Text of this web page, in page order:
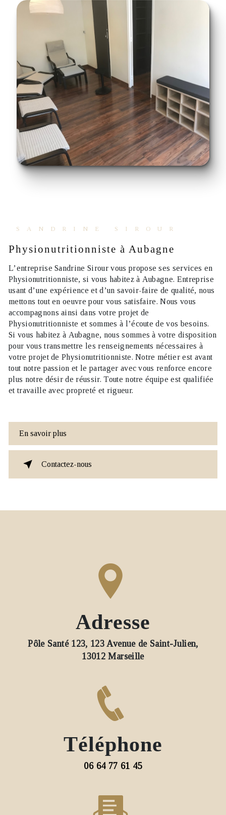
SANDRINE SIROUR
Physionutritionniste à Aubagne
L’entrepriseSandrine Sirourvous propose ses services en
Physionutritionniste, si vous habitez à Aubagne. Entreprise
usant d’une expérience et d’un savoir-faire de qualité, nous
mettons tout en oeuvre pour vous satisfaire. Nous vous
accompagnons ainsi dans votre projet de
Physionutritionniste et sommes à l’écoute de vos besoins.
Si vous habitez à Aubagne, nous sommes à votre disposition
pour vous transmettre les renseignements nécessaires à
votre projet dePhysionutritionniste. Notre métier est avant
tout notre passion et le partager avec vous renforce encore
plus notre désir de réussir. Toute notre équipe est qualifiée
et travaille avec propreté et rigueur.
En savoir plus
Contactez-nous
Adresse
Pôle Santé 123, 123 Avenue de Saint-Julien,
13012 Marseille
Téléphone
06 64 77 61 45